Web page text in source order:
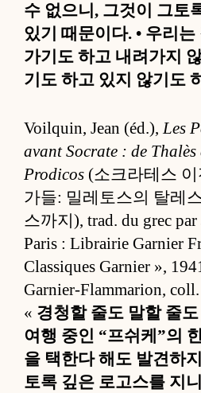
수 없으니, 그것이 그토
있기 때문이다. • 우리는
가기도 하고 내려가지
기도 하고 있지 않기도
Voilquin, Jean (éd.),Les
avant Socrate : de
Prodicos (소크라테스
가들: 밀레토스의 탈레
스까지), trad. du grec
Paris : Librairie Garnier
Classiques Garnier »,
Garnier-Flammarion,
« 경청할 줄도 말할 줄
여행 중인 “프쉬케”의
을 택한다 해도 발견하
토록 깊은 로고스를 지